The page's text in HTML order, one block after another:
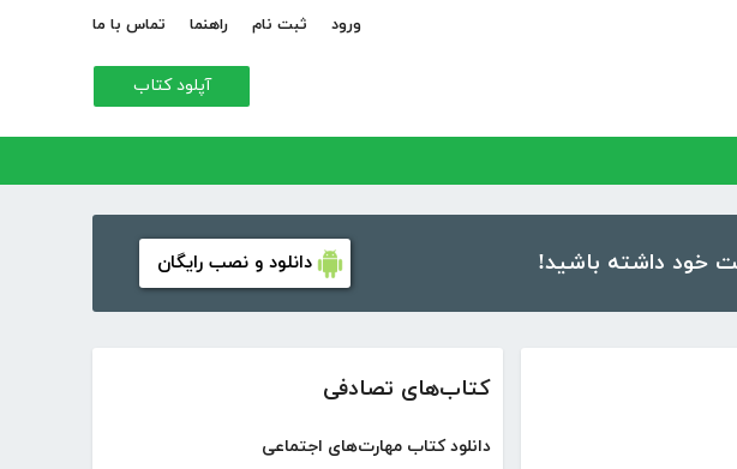
ورود ثبت نام راهنما تماس با ما
آپلود کتاب
دانلود و نصب رایگان
کتاب‌های تصادفی
دانلود کتاب مهارت‌های اجتماعی